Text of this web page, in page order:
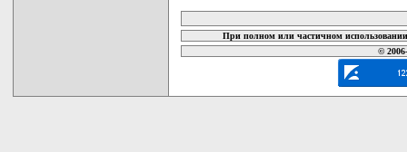
При полном или частичном
©